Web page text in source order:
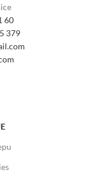
60
379